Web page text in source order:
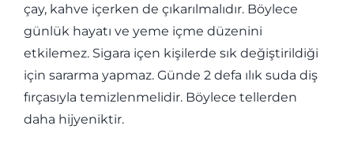
çay, kahve içerken de çıkarılmalıdır. Böylece
günlük hayatı ve yeme içme düzenini
etkilemez. Sigara içen kişilerde sık değiştirildiği
için sararma yapmaz. Günde 2 defa ılık suda diş
fırçasıyla temizlenmelidir. Böylece tellerden
daha hijyeniktir.